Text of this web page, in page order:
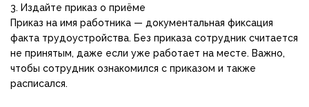
3. Издайте приказ о приёме
Приказ на имя работника — документальная фиксация
факта трудоустройства. Без приказа сотрудник считается
не принятым, даже если уже работает на месте. Важно,
чтобы сотрудник ознакомился с приказом и также
расписался.